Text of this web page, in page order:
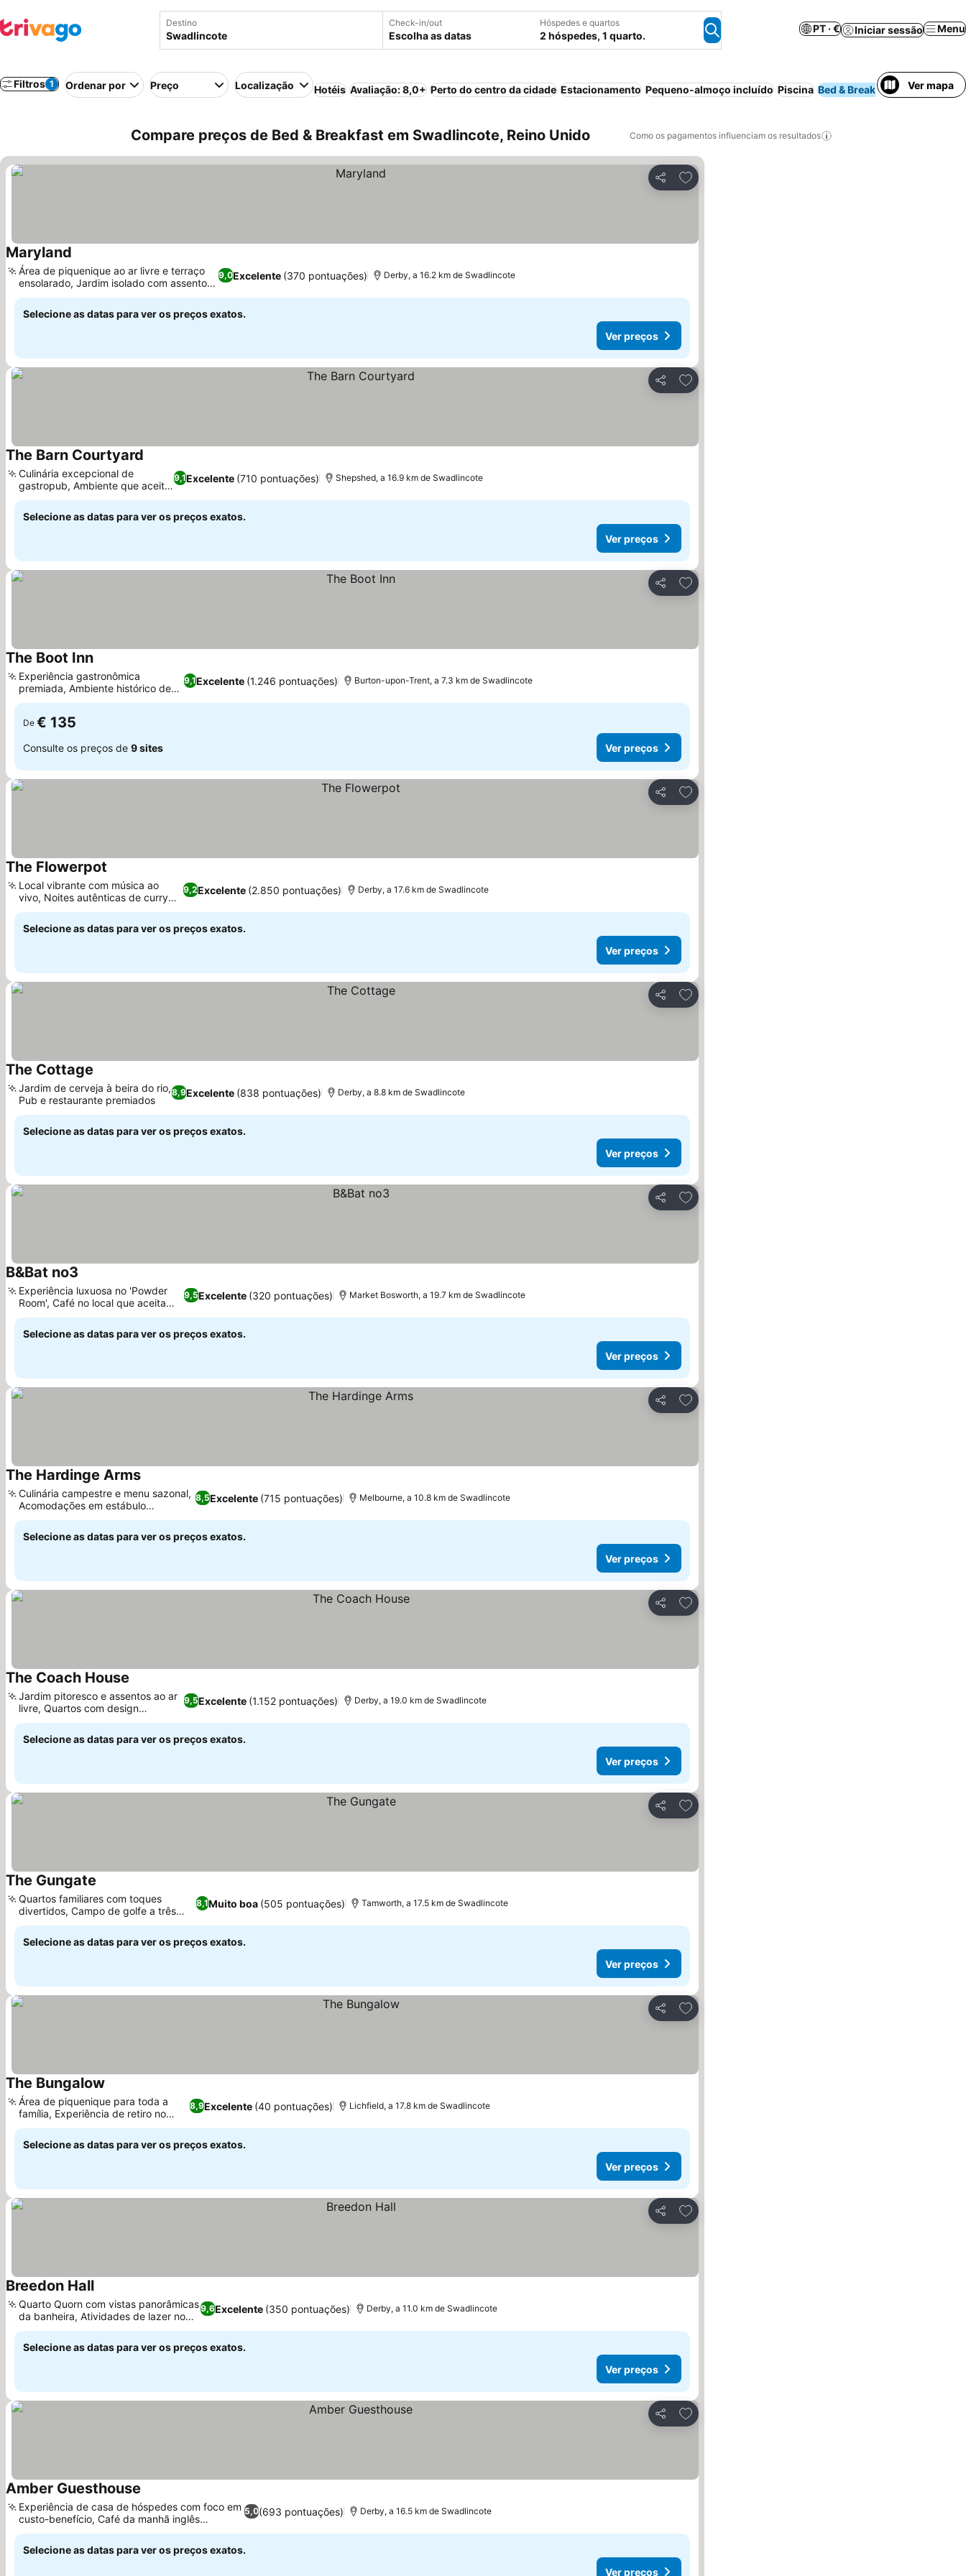
Destino Check-in/out
Escolha as datas
Hóspedes e quartos
2 hóspedes, 1 quarto.
PT · € Iniciar sessão Menu
Filtros 1 Ordenar por Preço Localização Hotéis Avaliação: 8,0+ Perto do centro da cidade Estacionamento Pequeno-almoço incluído Piscina Bed & Breakfast Aparthotel
Ver mapa
Compare preços de Bed & Breakfast em Swadlincote, Reino Unido Como os pagamentos influenciam os resultados
Partilhar
Adicionar aos favoritos
Maryland
9,0Excelente (370 pontuações)
Área de piquenique ao ar livre e terraço
ensolarado, Jardim isolado com assentos
ao ar livre
Derby, a 16.2 km de Swadlincote
Selecione as datas para ver os preços exatos.
Ver preços
Partilhar
Adicionar aos favoritos
The Barn Courtyard
9,1Excelente (710 pontuações)
Culinária excepcional de
gastropub, Ambiente que aceita
cães
Shepshed, a 16.9 km de Swadlincote
Selecione as datas para ver os preços exatos.
Ver preços
Partilhar
Adicionar aos favoritos
The Boot InnVer preços
9,1Excelente (1.246 pontuações)
Experiência gastronômica
premiada, Ambiente histórico de
estalagem
Burton-upon-Trent, a 7.3 km de Swadlincote
De € 135
Consulte os preços de 9 sites Ver preços
Partilhar
Adicionar aos favoritos
The Flowerpot
9,2Excelente (2.850 pontuações)
Local vibrante com música ao
vivo, Noites autênticas de curry
nepalês
Derby, a 17.6 km de Swadlincote
Selecione as datas para ver os preços exatos.
Ver preços
Partilhar
Adicionar aos favoritos
The Cottage
8,9Excelente (838 pontuações)
Jardim de cerveja à beira do rio,
Pub e restaurante premiados
Derby, a 8.8 km de Swadlincote
Selecione as datas para ver os preços exatos.
Ver preços
Partilhar
Adicionar aos favoritos
B&Bat no3
9,5Excelente (320 pontuações)
Experiência luxuosa no 'Powder
Room', Café no local que aceita
cães
Market Bosworth, a 19.7 km de Swadlincote
Selecione as datas para ver os preços exatos.
Ver preços
Partilhar
Adicionar aos favoritos
The Hardinge ArmsVer preços
8,5Excelente (715 pontuações)
Culinária campestre e menu sazonal,
Acomodações em estábulo
convertido
Melbourne, a 10.8 km de Swadlincote
Selecione as datas para ver os preços exatos.
Ver preços
Partilhar
Adicionar aos favoritos
The Coach House
9,5Excelente (1.152 pontuações)
Jardim pitoresco e assentos ao ar
livre, Quartos com design
individual
Derby, a 19.0 km de Swadlincote
Selecione as datas para ver os preços exatos.
Ver preços
Partilhar
Adicionar aos favoritos
The Gungate
8,1Muito boa (505 pontuações)
Quartos familiares com toques
divertidos, Campo de golfe a três
quilômetros
Tamworth, a 17.5 km de Swadlincote
Selecione as datas para ver os preços exatos.
Ver preços
Partilhar
Adicionar aos favoritos
The Bungalow
8,9Excelente (40 pontuações)
Área de piquenique para toda a
família, Experiência de retiro no
campo
Lichfield, a 17.8 km de Swadlincote
Selecione as datas para ver os preços exatos.
Ver preços
Partilhar
Adicionar aos favoritos
Breedon HallVer preços
9,6Excelente (350 pontuações)
Quarto Quorn com vistas panorâmicas
da banheira, Atividades de lazer no
local
Derby, a 11.0 km de Swadlincote
Selecione as datas para ver os preços exatos.
Ver preços
Partilhar
Adicionar aos favoritos
Amber Guesthouse
5,0(693 pontuações)
Experiência de casa de hóspedes com foco em
custo-benefício, Café da manhã inglês
completo
Derby, a 16.5 km de Swadlincote
Selecione as datas para ver os preços exatos.
Ver preços